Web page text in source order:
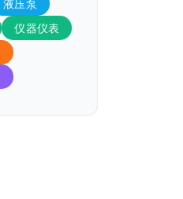
液压泵
仪器仪表